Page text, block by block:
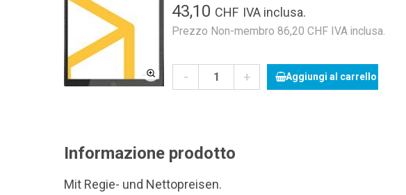
43,10 CHF IVA inclusa.
Prezzo Non-membro 86,20 CHF IVA inclusa.
- + Aggiungi al carrello
Informazione prodotto
Mit Regie- und Nettopreisen.